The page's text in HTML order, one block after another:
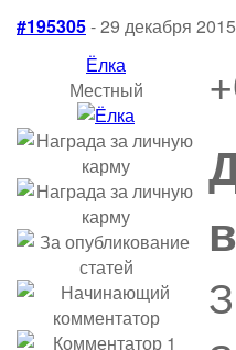
#195305- 29 декабря
Ёлка
Местный